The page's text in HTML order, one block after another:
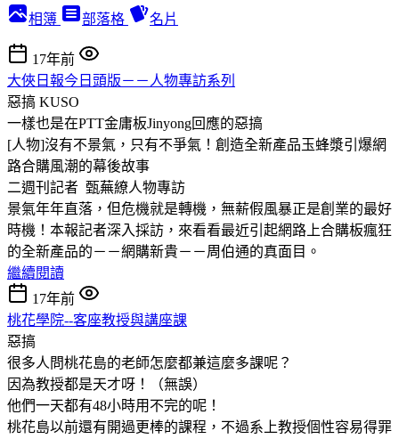
相簿 部落格 名片
17年前
大俠日報今日頭版－－人物專訪系列
惡搞 KUSO
一樣也是在PTT金庸板Jinyong回應的惡搞
[人物]沒有不景氣，只有不爭氣！創造全新產品玉蜂漿引爆網
路合購風潮的幕後故事
二週刊記者 甄蕪繚人物專訪
景氣年年直落，但危機就是轉機，無薪假風暴正是創業的最好
時機！本報記者深入採訪，來看看最近引起網路上合購板瘋狂
的全新產品的－－網購新貴－－周伯通的真面目。
繼續閱讀
17年前
桃花學院--客座教授與講座課
惡搞
很多人問桃花島的老師怎麼都兼這麼多課呢？
因為教授都是天才呀！（無誤）
他們一天都有48小時用不完的呢！
桃花島以前還有開過更棒的課程，不過系上教授個性容易得罪